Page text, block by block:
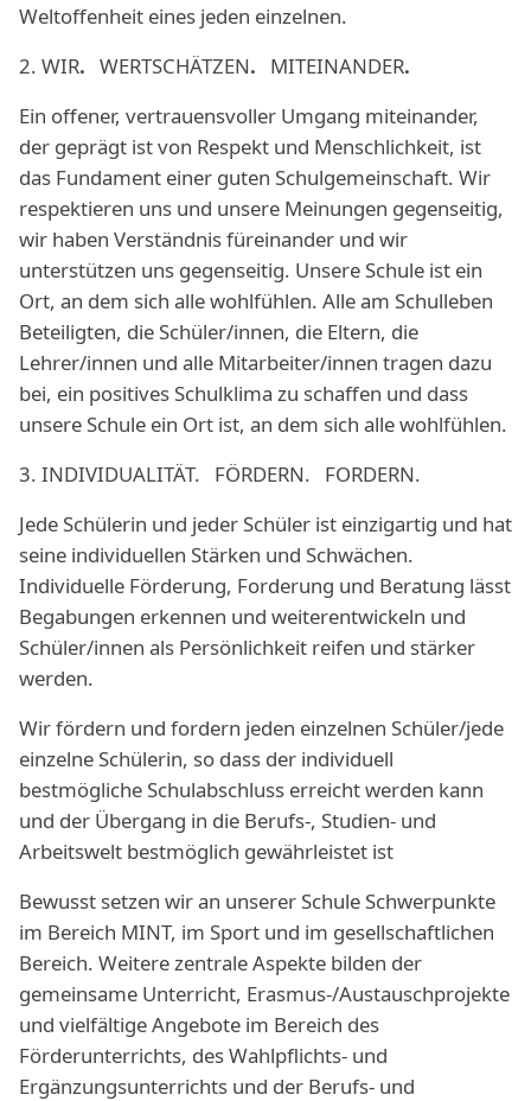
Weltoffenheit eines jeden einzelnen.
2. WIR. WERTSCHÄTZEN. MITEINANDER.
Ein offener, vertrauensvoller Umgang miteinander,
der geprägt ist von Respekt und Menschlichkeit, ist
das Fundament einer guten Schulgemeinschaft. Wir
respektieren uns und unsere Meinungen gegenseitig,
wir haben Verständnis füreinander und wir
unterstützen uns gegenseitig. Unsere Schule ist ein
Ort, an dem sich alle wohlfühlen. Alle am Schulleben
Beteiligten, die Schüler/innen, die Eltern, die
Lehrer/innen und alle Mitarbeiter/innen tragen dazu
bei, ein positives Schulklima zu schaffen und dass
unsere Schule ein Ort ist, an dem sich alle wohlfühlen.
3. INDIVIDUALITÄT. FÖRDERN. FORDERN.
Jede Schülerin und jeder Schüler ist einzigartig und hat
seine individuellen Stärken und Schwächen.
Individuelle Förderung, Forderung und Beratung lässt
Begabungen erkennen und weiterentwickeln und
Schüler/innen als Persönlichkeit reifen und stärker
werden.
Wir fördern und fordern jeden einzelnen Schüler/jede
einzelne Schülerin, so dass der individuell
bestmögliche Schulabschluss erreicht werden kann
und der Übergang in die Berufs-, Studien- und
Arbeitswelt bestmöglich gewährleistet ist
Bewusst setzen wir an unserer Schule Schwerpunkte
im Bereich MINT, im Sport und im gesellschaftlichen
Bereich. Weitere zentrale Aspekte bilden der
gemeinsame Unterricht, Erasmus-/Austauschprojekte
und vielfältige Angebote im Bereich des
Förderunterrichts, des Wahlpflichts- und
Ergänzungsunterrichts und der Berufs- und